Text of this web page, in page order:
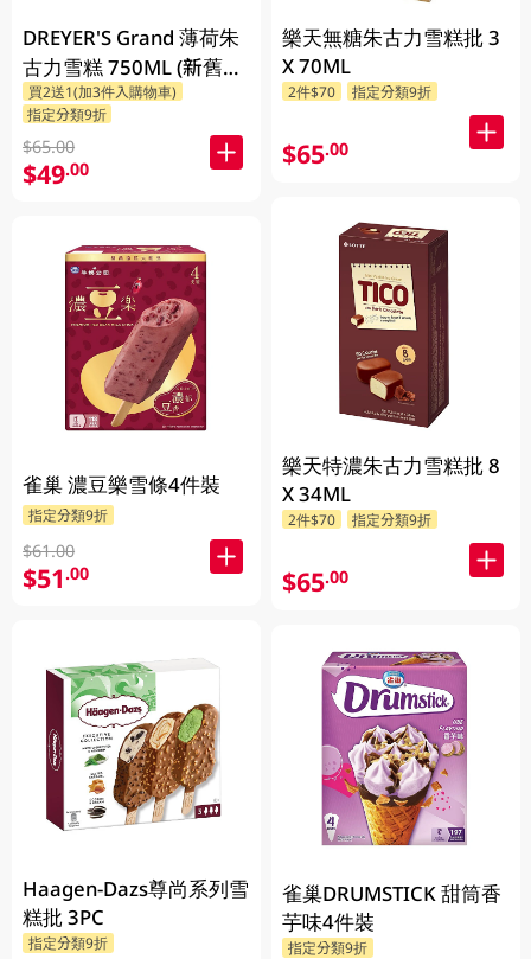
DREYER'S Grand 薄荷朱
古力雪糕 750ML (新舊包
裝隨機發貨)
買2送1(加3件入購物車)
指定分類9折
$65.00
$49.00
雀巢 濃豆樂雪條4件裝
指定分類9折
$61.00
$51.00
Haagen-Dazs尊尚系列雪
糕批 3PC
指定分類9折
樂天無糖朱古力雪糕批 3
X 70ML
2件$70 指定分類9折
$65.00
樂天特濃朱古力雪糕批 8
X 34ML
2件$70 指定分類9折
$65.00
雀巢DRUMSTICK 甜筒香
芋味4件裝
指定分類9折